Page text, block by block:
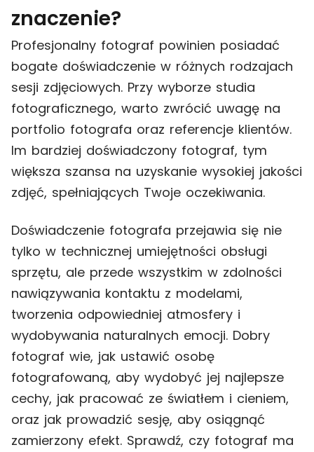
znaczenie?
Profesjonalny fotograf powinien posiadać
bogate doświadczenie w różnych rodzajach
sesji zdjęciowych. Przy wyborze studia
fotograficznego, warto zwrócić uwagę na
portfolio fotografa oraz referencje klientów.
Im bardziej doświadczony fotograf, tym
większa szansa na uzyskanie wysokiej jakości
zdjęć, spełniających Twoje oczekiwania.
Doświadczenie fotografa przejawia się nie
tylko w technicznej umiejętności obsługi
sprzętu, ale przede wszystkim w zdolności
nawiązywania kontaktu z modelami,
tworzenia odpowiedniej atmosfery i
wydobywania naturalnych emocji. Dobry
fotograf wie, jak ustawić osobę
fotografowaną, aby wydobyć jej najlepsze
cechy, jak pracować ze światłem i cieniem,
oraz jak prowadzić sesję, aby osiągnąć
zamierzony efekt. Sprawdź, czy fotograf ma